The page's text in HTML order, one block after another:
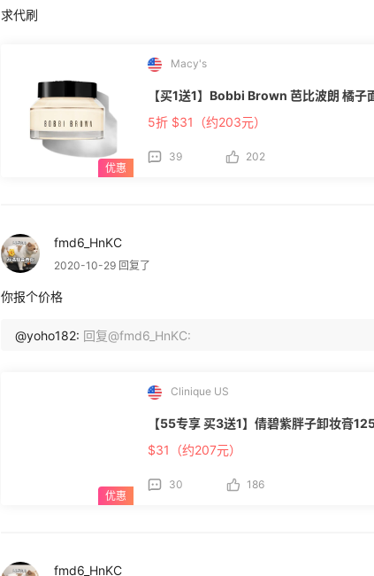
求代刷
Macy's
【买1送1】Bobbi Brown 芭比波朗 橘
5折 $31（约203元）
39 202
fmd6_HnKC
2020-10-29 回复了
你报个价格
@yoho182: 回复@fmd6_HnKC:
Clinique US
【55专享 买3送1】倩碧紫胖子卸妆膏
$31（约207元）
30 186
fmd6_HnKC